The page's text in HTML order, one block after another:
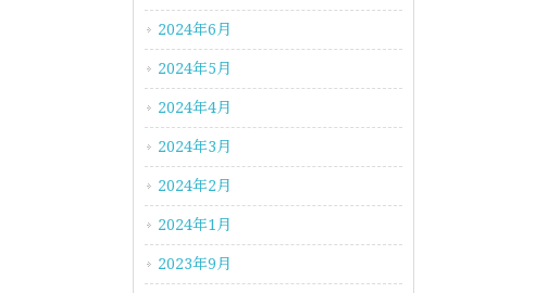
2024年6月
2024年5月
2024年4月
2024年3月
2024年2月
2024年1月
2023年9月